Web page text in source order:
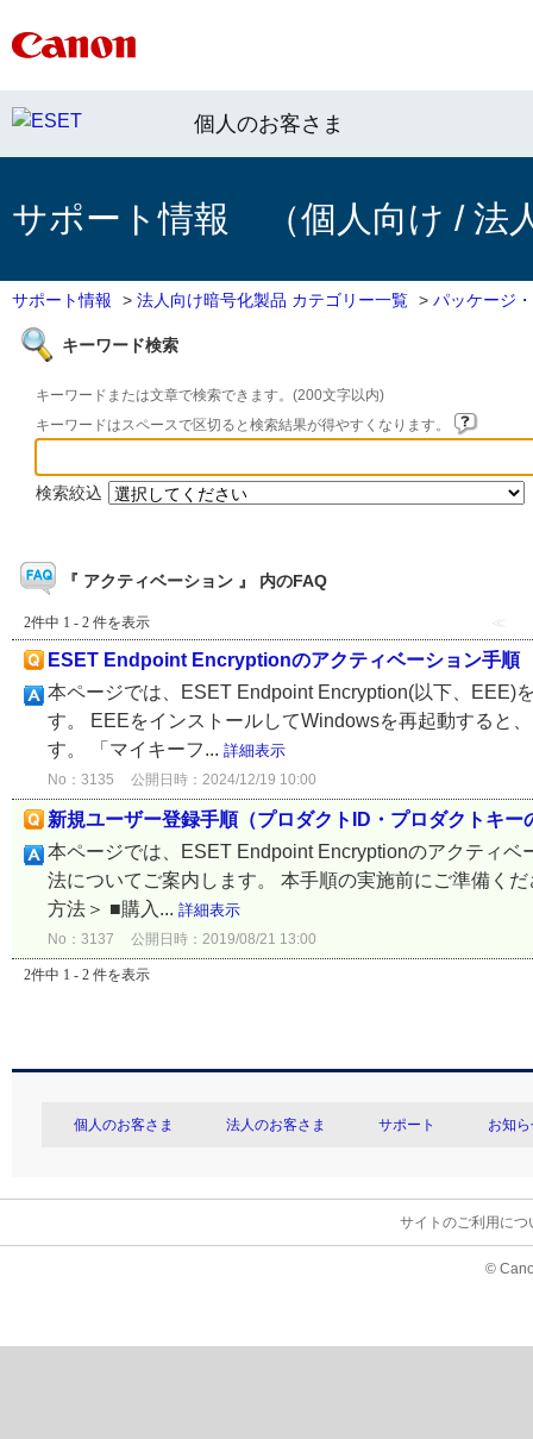
個人のお客さま
サポート情報 （個人向け / 法
サポート情報 > 法人向け暗号化製品 カテゴリー一覧 > パッケージ
キーワード検索
キーワードまたは文章で検索できます。(200文字以内)
キーワードはスペースで区切ると検索結果が得やすくなります。
検索絞込
『 アクティベーション 』 内のFAQ
2件中 1 - 2 件を表示 ≪
ESET Endpoint Encryptionのアクティベーション手順
本ページでは、ESET Endpoint Encryption(以下、EEE)
す。 EEEをインストールしてWindowsを再起動すると
す。 「マイキーフ... 詳細表示
No：3135 公開日時：2024/12/19 10:00
新規ユーザー登録手順（プロダクトID・プロダクトキー
本ページでは、ESET Endpoint Encryptionのアクティ
法についてご案内します。 本手順の実施前にご準備く
方法＞ ■購入... 詳細表示
No：3137 公開日時：2019/08/21 13:00
2件中 1 - 2 件を表示
個人のお客さま 法人のお客さま サポート お知
サイトのご利用につ
©